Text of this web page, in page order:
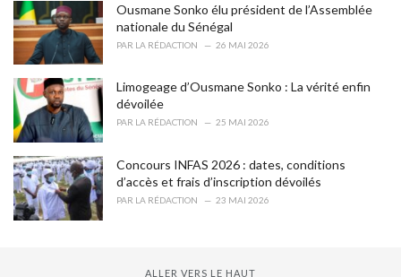
Ousmane Sonko élu président de l’Assemblée
nationale du Sénégal
PAR LA RÉDACTION 26 MAI 2026
Limogeage d’Ousmane Sonko : La vérité enfin
dévoilée
PAR LA RÉDACTION 25 MAI 2026
Concours INFAS 2026 : dates, conditions
d’accès et frais d’inscription dévoilés
PAR LA RÉDACTION 23 MAI 2026
ALLER VERS LE HAUT